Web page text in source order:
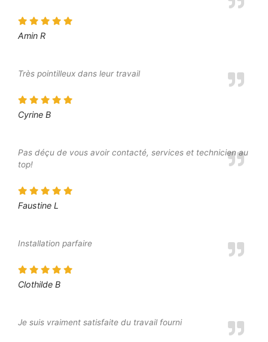
Amin R
Très pointilleux dans leur travail
Cyrine B
Pas déçu de vous avoir contacté, services et technicien au
top!
Faustine L
Installation parfaire
Clothilde B
Je suis vraiment satisfaite du travail fourni